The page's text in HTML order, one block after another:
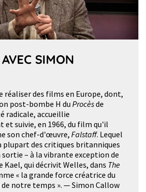
SIMON
réaliser des films en Europe, dont,
post-bombe H du Procèsde
radicale, accueillie
et suivie, en 1966, du film qu'il
son chef-d'œuvre, Falstaff. Lequel
plupart des critiques britanniques
sortie – à la vibrante exception de
qui décrivit Welles, dans The
« la grande force créatrice du
notre temps ». — Simon Callow